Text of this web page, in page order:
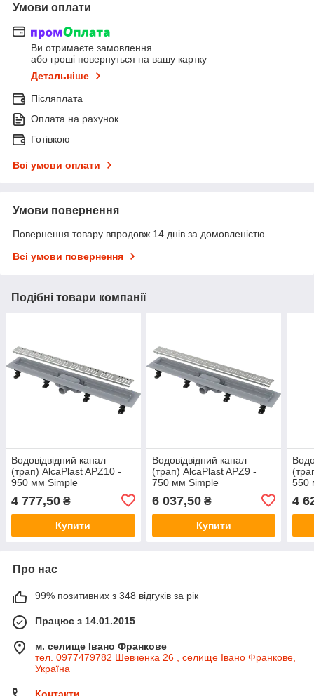
Умови оплати
Ви отримаєте замовлення
або гроші повернуться на вашу картку
Детальніше
Післяплата
Оплата на рахунок
Готівкою
Всі умови оплати
Умови повернення
Повернення товару впродовж 14 днів за домовленістю
Всі умови повернення
Подібні товари компанії
Водовідвідний канал
(трап) AlcaPlast APZ10 -
950 мм Simple
4 777,50 ₴
Купити
Водовідвідний канал
(трап) AlcaPlast APZ9 -
750 мм Simple
6 037,50₴
Купити
550
4
Про нас
99% позитивних з 348 відгуків за рік
Працює з 14.01.2015
м. селище Івано Франкове
тел. 0977479782 Шевченка 26 , селище Івано Франкове,
Україна